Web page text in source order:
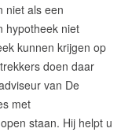
niet als een
hypotheek niet
kunnen krijgen op
doen daar
van De
met
staan. Hij helpt u